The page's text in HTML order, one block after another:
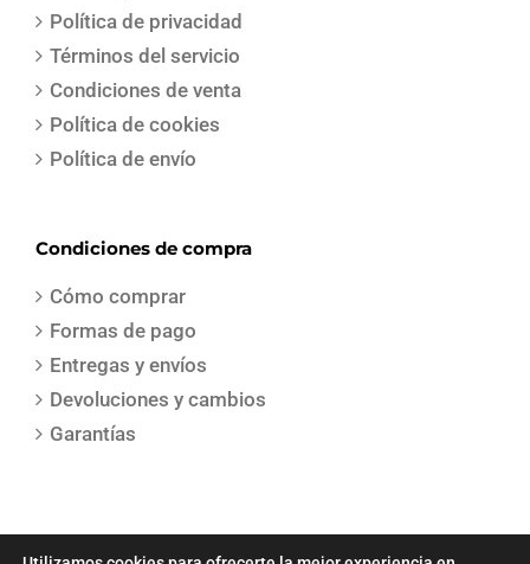
Política de privacidad
Términos del servicio
Condiciones de venta
Política de cookies
Política de envío
Condiciones de compra
Cómo comprar
Formas de pago
Entregas y envíos
Devoluciones y cambios
Garantías